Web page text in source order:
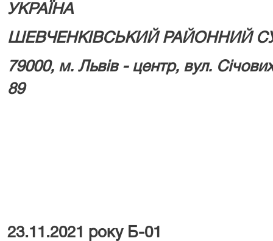
УКРАЇНА
ШЕВЧЕНКІВСЬКИЙ РАЙОННИЙ
79000, м. Львів - центр, вул.
89
23.11.2021 року Б-01